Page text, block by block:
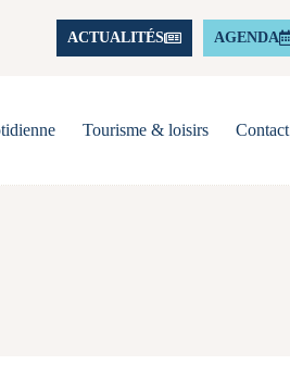
ACTUALITÉS AGENDA
Tourisme & loisirs Contact